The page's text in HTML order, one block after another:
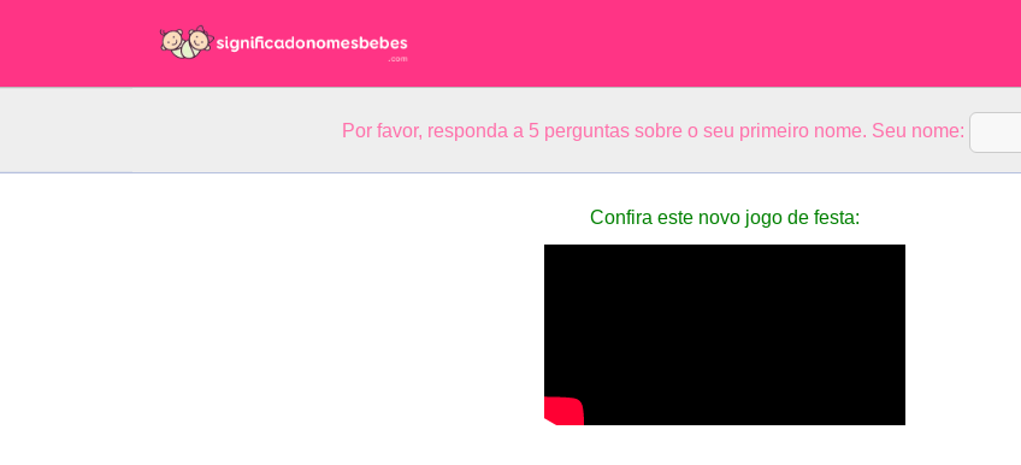
Por favor, responda a 5 perguntas sobre o seu primeiro nome. Seu nome:
Confira este novo jogo de festa: